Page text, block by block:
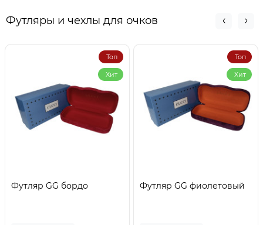
Футляры и чехлы для очков
Топ
Хит
Футляр GG бордо
Топ
Хит
Футляр GG фиолетовый